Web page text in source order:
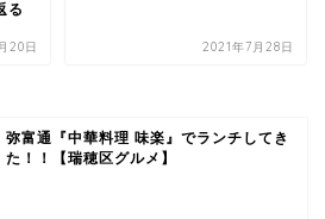
る
20日 2021年7月28日
弥富通『中華料理 味楽』でランチしてき
た！！【瑞穂区グルメ】